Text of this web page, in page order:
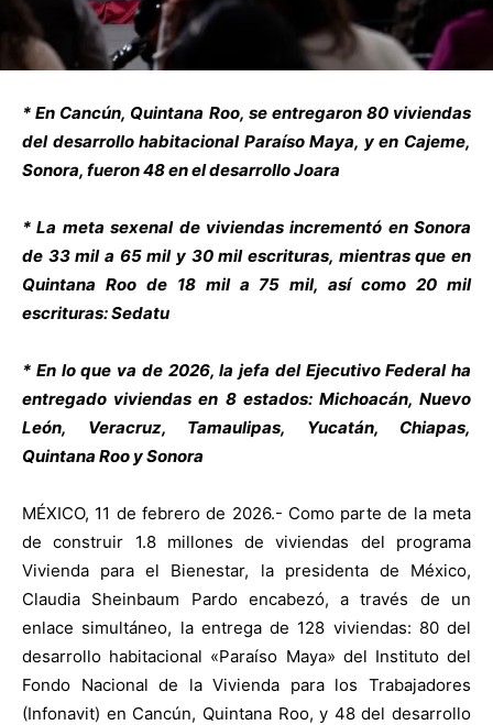
* En Cancún, Quintana Roo, se entregaron 80 viviendas
del desarrollo habitacional Paraíso Maya, y en Cajeme,
Sonora, fueron 48 en el desarrollo Joara
* La meta sexenal de viviendas incrementó en Sonora
de 33 mil a 65 mil y 30 mil escrituras, mientras que en
Quintana Roo de 18 mil a 75 mil, así como 20 mil
escrituras: Sedatu
* En lo que va de 2026, la jefa del Ejecutivo Federal ha
entregado viviendas en 8 estados: Michoacán, Nuevo
León, Veracruz, Tamaulipas, Yucatán, Chiapas,
Quintana Roo y Sonora
MÉXICO, 11 de febrero de 2026.- Como parte de la meta
de construir 1.8 millones de viviendas del programa
Vivienda para el Bienestar, la presidenta de México,
Claudia Sheinbaum Pardo encabezó, a través de un
enlace simultáneo, la entrega de 128 viviendas: 80 del
desarrollo habitacional «Paraíso Maya» del Instituto del
Fondo Nacional de la Vivienda para los Trabajadores
(Infonavit) en Cancún, Quintana Roo, y 48 del desarrollo